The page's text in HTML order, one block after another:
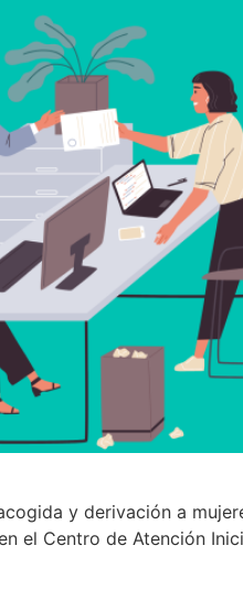
y derivación a
el Centro de Atención